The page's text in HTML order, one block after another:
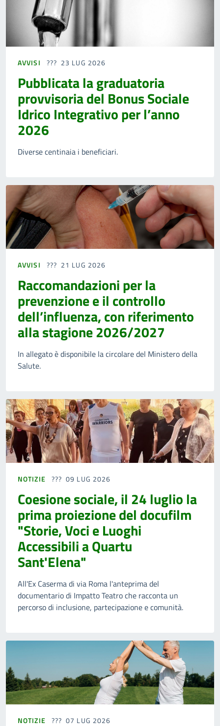
AVVISI 23 LUG 2026
Pubblicata la graduatoria
provvisoria del Bonus Sociale
Idrico Integrativo per l’anno
2026
Diverse centinaia i beneficiari.
AVVISI 21 LUG 2026
Raccomandazioni per la
prevenzione e il controllo
dell’influenza, con riferimento
alla stagione 2026/2027
In allegato è disponibile la circolare del Ministero della
Salute.
NOTIZIE 09 LUG 2026
Coesione sociale, il 24 luglio la
prima proiezione del docufilm
"Storie, Voci e Luoghi
Accessibili a Quartu
Sant'Elena"
All'Ex Caserma di via Roma l'anteprima del
documentario di Impatto Teatro che racconta un
percorso di inclusione, partecipazione e comunità.
NOTIZIE 07 LUG 2026